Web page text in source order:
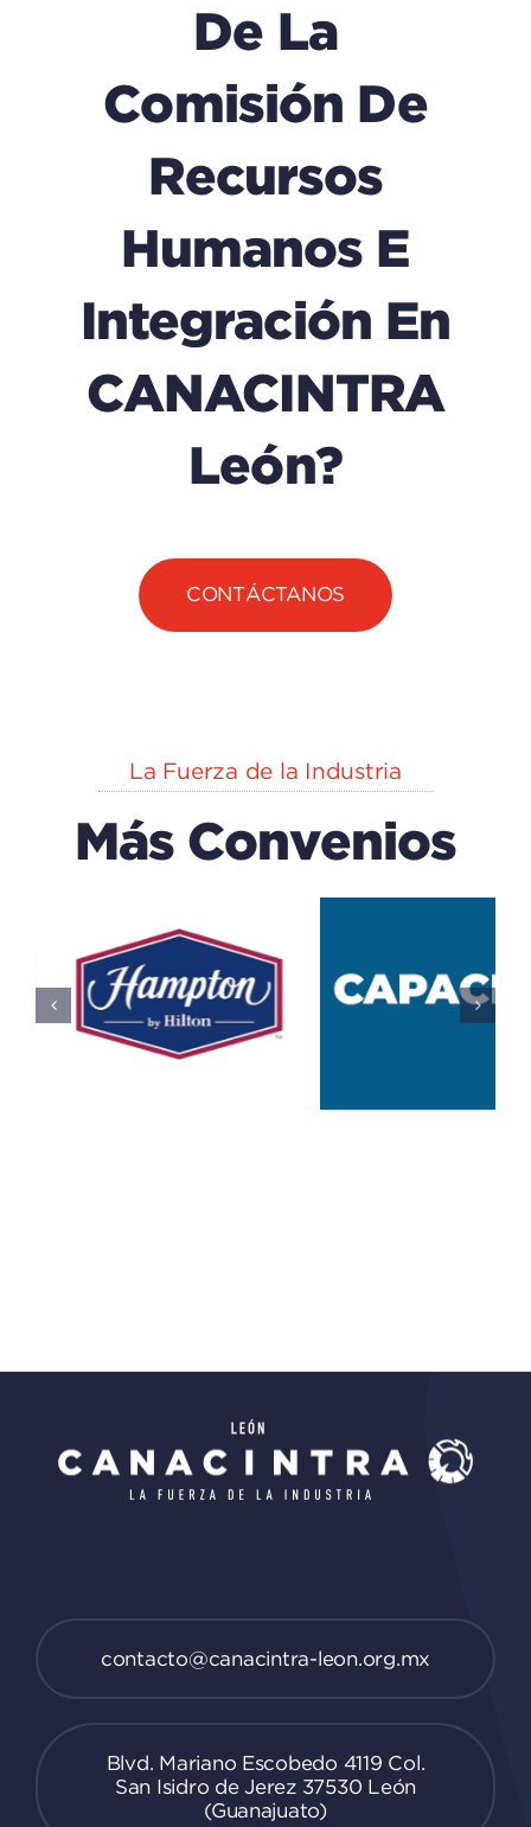
De La
Comisión De
Recursos
Humanos E
Integración En
CANACINTRA
León?
CONTÁCTANOS
La Fuerza de la Industria
Más Convenios
CAPACK
Del IECA
Educación Educativo
(centro
contacto@canacintra-leon.org.mx
Blvd. Mariano Escobedo 4119 Col.
San Isidro de Jerez 37530 León
(Guanajuato)